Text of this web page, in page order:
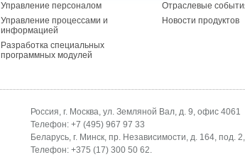
Управление персоналом
Управление процессами и
информацией
Разработка специальных
программных модулей
Отраслевые
Новости продуктов
Россия, г. Москва, ул. Земляной Вал, д. 9, офис 4061
Телефон: +7 (495) 967 97 33
Беларусь, г. Минск, пр. Независимости, д. 164, под.
Телефон: +375 (17) 300 50 62.